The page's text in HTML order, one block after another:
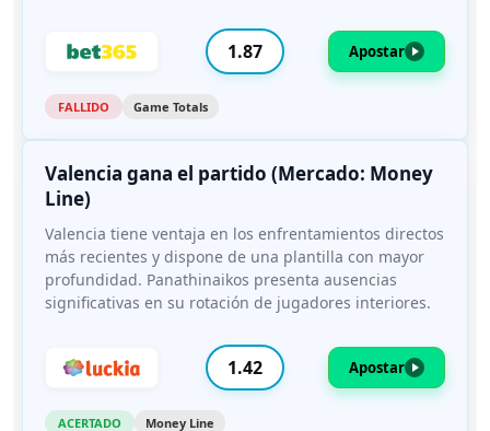
1.87 Apostar
FALLIDO Game Totals
Valencia gana el partido (Mercado: Money
Line)
Valencia tiene ventaja en los enfrentamientos directos
más recientes y dispone de una plantilla con mayor
profundidad. Panathinaikos presenta ausencias
significativas en su rotación de jugadores interiores.
1.42 Apostar
ACERTADO Money Line